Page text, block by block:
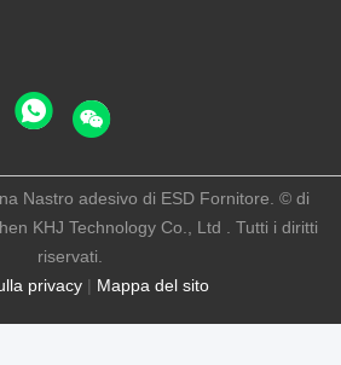
privacy | Mappa del sito
Nastro adesivo di ESD Fornitore. © di
KHJ Technology Co., Ltd . Tutti i diritti
riservati.